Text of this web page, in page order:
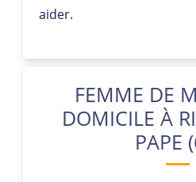
aider.
FEMME DE
DOMICILE À
PAPE